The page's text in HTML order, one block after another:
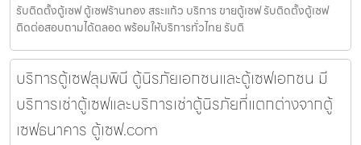
รับติดตั้งตู้เซฟ ตู้เซฟร้านทอง สระแก้ว บริการ ขายตู้เซฟ รับติดตั้งตู้เซฟ
ติดต่อสอบถามได้ตลอด พร้อมให้บริการทั่วไทย รับติ
บริการตู้เซฟลุมพินี ตู้นิรภัยเอกชนและตู้เซฟเอกชน มี
บริการเช่าตู้เซฟและบริการเช่าตู้นิรภัยที่แตกต่างจากตู้
เซฟธนาคาร ตู้เซฟ.com